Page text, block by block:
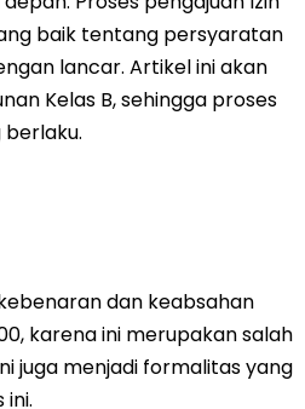
baik tentang persyaratan
lancar. Artikel ini akan
Kelas B, sehingga proses
dan keabsahan
karena ini merupakan salah
juga menjadi formalitas yang